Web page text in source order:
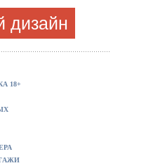
дизайн
18+